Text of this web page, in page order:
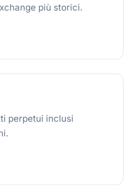
più storici.
perpetui inclusi